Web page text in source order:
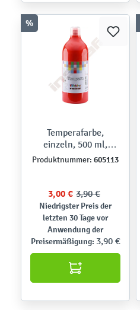
%
Temperafarbe,
einzeln, 500 ml,
hellrot
Produktnummer: 605113
3,00 € 3,90 €
Niedrigster Preis der
letzten 30 Tage vor
Anwendung der
Preisermäßigung: 3,90 €